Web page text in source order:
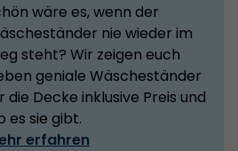
wäre es, wenn der
nie wieder im
steht? Wir zeigen euch
geniale Wäscheständer
die Decke inklusive Preis und
es sie gibt.
erfahren